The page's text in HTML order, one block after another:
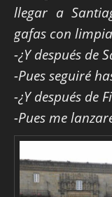
llegar a
gafas con
-¿Y después de
-Pues seguiré
-¿Y después de
-Pues me